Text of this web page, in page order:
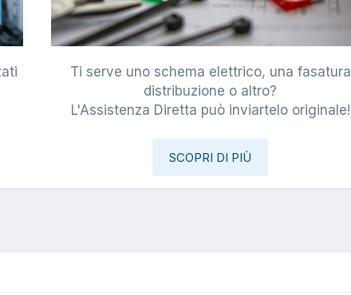
Ti serve uno schema elettrico, una fasatura
distribuzione o altro?
L'Assistenza Diretta può inviartelo originale!
SCOPRI DI PIÙ